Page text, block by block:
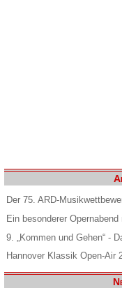
Der 75. ARD-
Ein besonderer
9. „Kommen und Gehen“ -
Hannover Klassik Open-Air